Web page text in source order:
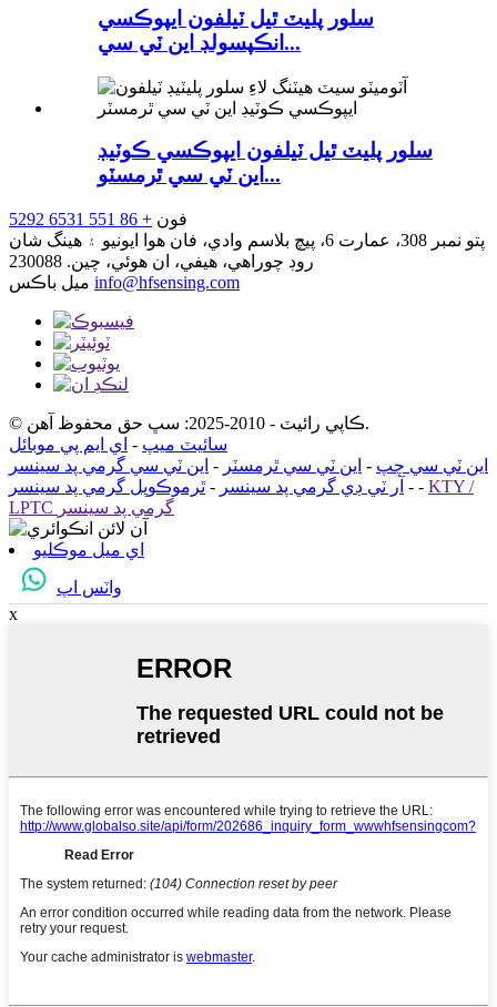
سلور پليٽ ٿيل ٽيلفون ايپوڪسي
انڪپسولڊ اين ٽي سي...
سلور پليٽ ٿيل ٽيلفون ايپوڪسي ڪوٽيڊ
اين ٽي سي ٿرمسٽو...
فون + 86 551 6531 5292
پتو
نمبر 308، عمارت 6، پيچ بلاسم وادي، فان هوا ايونيو ۽ هينگ شان
روڊ چوراهي، هيفي، ان هوئي، چين. 230088
ميل باڪس info@hfsensing.com
© ڪاپي رائيٽ - 2010-2025: سڀ حق محفوظ آهن.
سائيٽ ميپ - اي ايم پي موبائل
اين ٽي سي چپ - اين ٽي سي ٿرمسٽر - اين ٽي سي گرمي پد سينسر
- آر ٽي ڊي گرمي پد سينسر - ٿرموڪوپل گرمي پد سينسر - KTY /
LPTC گرمي پد سينسر
اي ميل موڪليو
واٽس اپ
x